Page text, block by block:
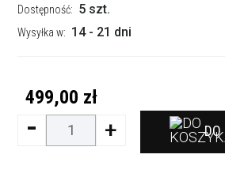
Dostępność: 5 szt.
Wysyłka w: 14 - 21 dni
499,00 zł
- + DO